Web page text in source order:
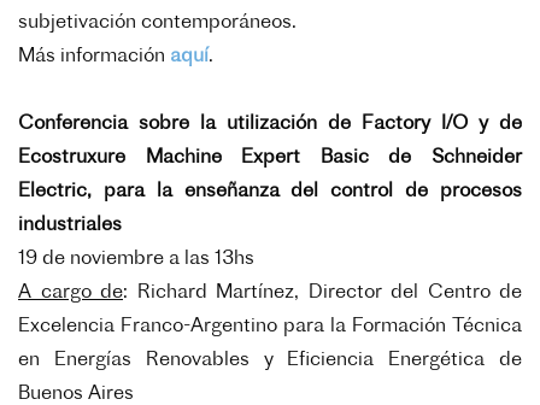
subjetivación contemporáneos.
Más información aquí.
Conferencia sobre la utilización de Factory I/O y de
Ecostruxure Machine Expert Basic de Schneider
Electric, para la enseñanza del control de procesos
industriales
19 de noviembre a las 13hs
A cargo de: Richard Martínez, Director del Centro de
Excelencia Franco-Argentino para la Formación Técnica
en Energías Renovables y Eficiencia Energética de
Buenos Aires